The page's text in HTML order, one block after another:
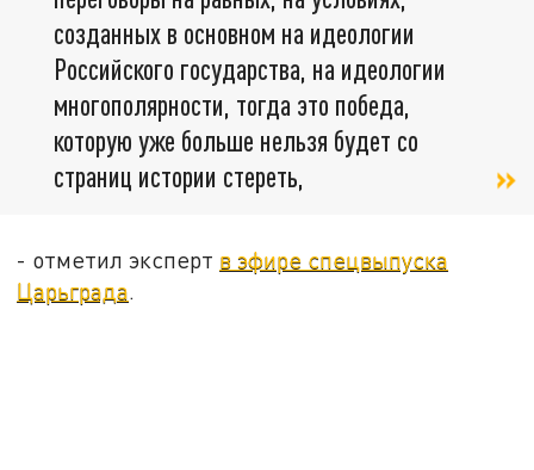
созданных в основном на идеологии
Российского государства, на идеологии
многополярности, тогда это победа,
которую уже больше нельзя будет со
страниц истории стереть,
- отметил эксперт в эфире спецвыпуска
Царьграда.